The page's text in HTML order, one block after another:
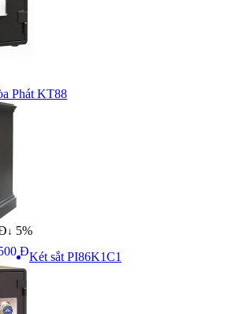
Phát KT88
↓ 5%
ĐKét sắt PI86K1C1